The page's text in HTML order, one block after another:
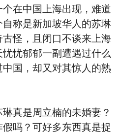
在中国上海出现，难道
称是新加坡华人的苏琳
怪，且闭口不谈来上海
忧郁郁一副遭遇过什么
国，却又对其惊人的熟
真是周立楠的未婚妻？
吗？可好多东西真是捉